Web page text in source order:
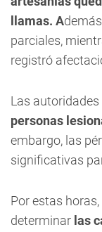
llamas. A
parciales,
registró
Las
personas
embargo, las
significativas
Por estas
determinar las